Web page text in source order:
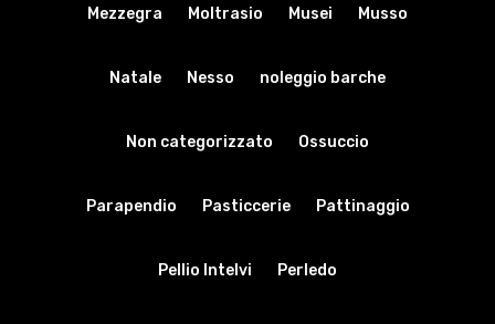
Mezzegra Moltrasio Musei Musso
Natale Nesso noleggio barche
Non categorizzato Ossuccio
Parapendio Pasticcerie Pattinaggio
Pellio Intelvi Perledo